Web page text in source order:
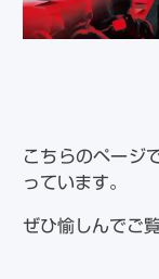
こちらのページ
っています。
ぜひ愉しんでご